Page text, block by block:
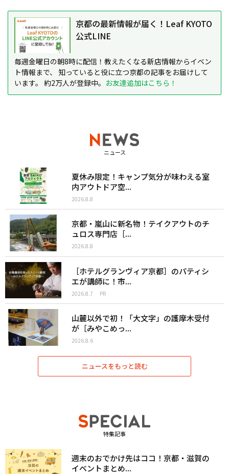
京都の最新情報が届く！Leaf KYOTO
公式LINE
毎週金曜日の朝8時に配信！教えたくなる新店情報からイベン
ト情報まで、 知っていると役に立つ京都の記事をお届けして
います。 約2万人が登録中。 お友達追加はこちら！
ニュース
夏休み限定！キャンプ気分が味わえる室
内アウトドア空...
2026.8.8
京都・嵐山に新名物！テイクアウトのチ
ュロス専門店［...
2026.8.8
［ホテルグランヴィア京都］のパティシ
エが講師に！市...
2026.8.7 PR
山麓以外で初！「大文字」の護摩木受付
が［みやこめっ...
2026.8.6
ニュースをもっと読む
特集記事
週末のおでかけ先はココ！京都・滋賀の
イベントまとめ...